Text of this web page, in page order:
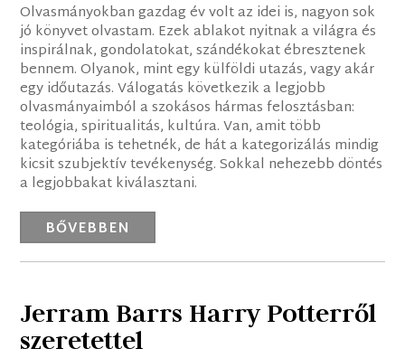
Olvasmányokban gazdag év volt az idei is, nagyon sok
jó könyvet olvastam. Ezek ablakot nyitnak a világra és
inspirálnak, gondolatokat, szándékokat ébresztenek
bennem. Olyanok, mint egy külföldi utazás, vagy akár
egy időutazás. Válogatás következik a legjobb
olvasmányaimból a szokásos hármas felosztásban:
teológia, spiritualitás, kultúra. Van, amit több
kategóriába is tehetnék, de hát a kategorizálás mindig
kicsit szubjektív tevékenység. Sokkal nehezebb döntés
a legjobbakat kiválasztani.
BŐVEBBEN
Jerram Barrs Harry Potterről
szeretettel